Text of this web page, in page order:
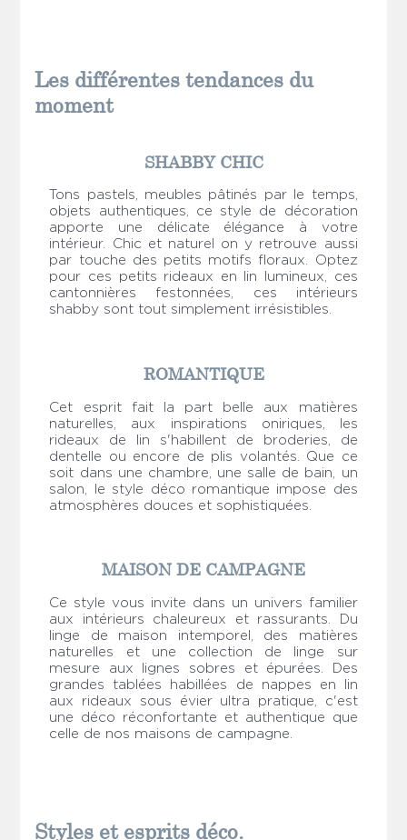
Les différentes tendances du
moment
SHABBY CHIC
Tons pastels, meubles pâtinés par le temps,
objets authentiques, ce style de décoration
apporte une délicate élégance à votre
intérieur. Chic et naturel on y retrouve aussi
par touche des petits motifs floraux. Optez
pour ces petits rideaux en lin lumineux, ces
cantonnières festonnées, ces intérieurs
shabby sont tout simplement irrésistibles.
ROMANTIQUE
Cet esprit fait la part belle aux matières
naturelles, aux inspirations oniriques, les
rideaux de lin s'habillent de broderies, de
dentelle ou encore de plis volantés. Que ce
soit dans une chambre, une salle de bain, un
salon, le style déco romantique impose des
atmosphères douces et sophistiquées.
MAISON DE CAMPAGNE
Ce style vous invite dans un univers familier
aux intérieurs chaleureux et rassurants. Du
linge de maison intemporel, des matières
naturelles et une collection de linge sur
mesure aux lignes sobres et épurées. Des
grandes tablées habillées de nappes en lin
aux rideaux sous évier ultra pratique, c'est
une déco réconfortante et authentique que
celle de nos maisons de campagne.
Styles et esprits déco.